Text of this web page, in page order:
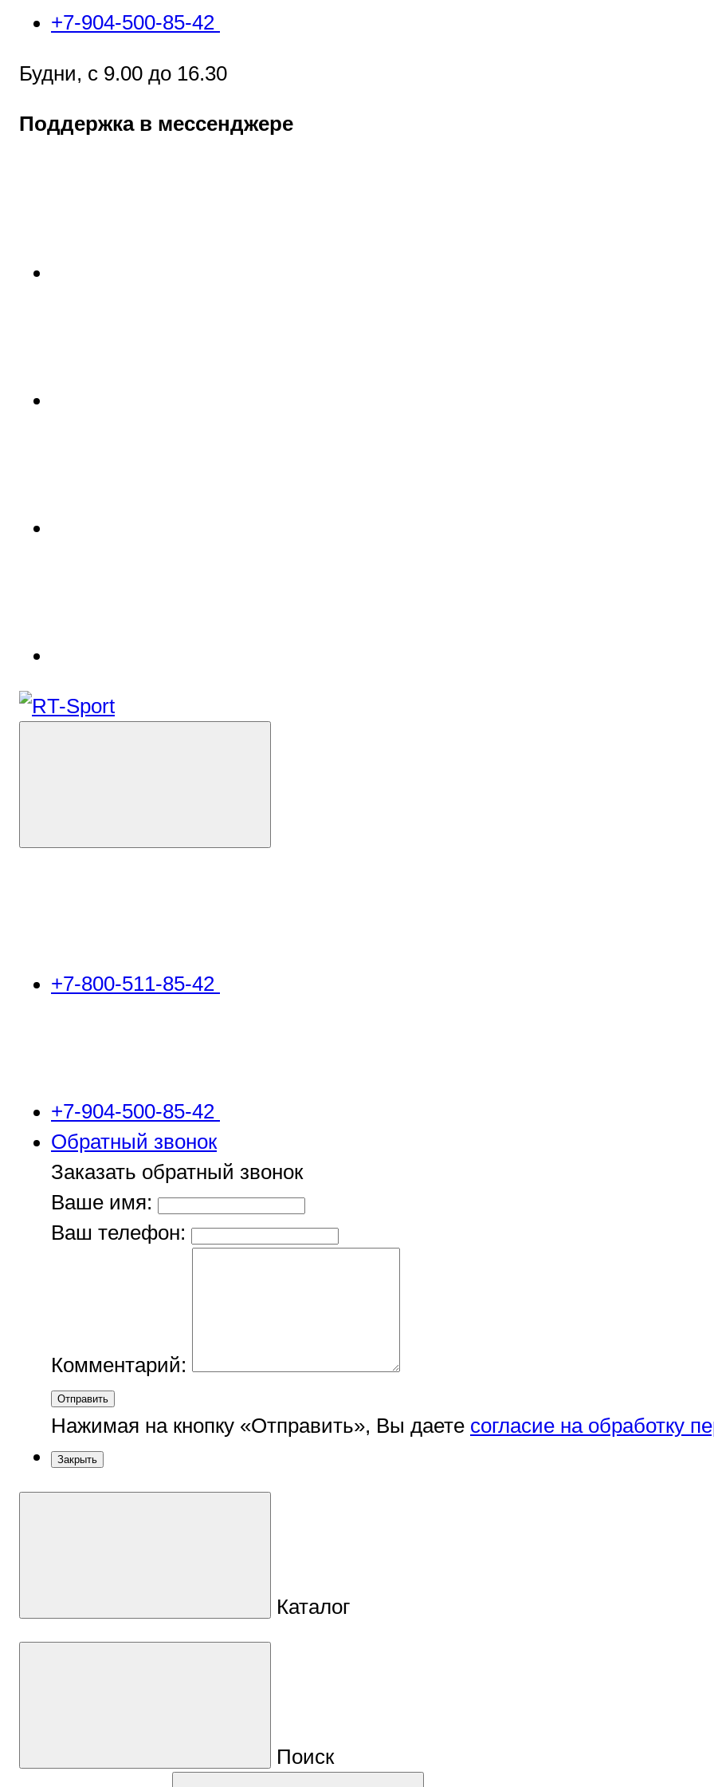
+7-904-500-85-42
Будни, с 9.00 до 16.30
Поддержка в мессенджере
+7-800-511-85-42
+7-904-500-85-42
Обратный звонок
Заказать обратный звонок
Ваше имя:
Ваш телефон:
Комментарий:
Отправить
Нажимая на кнопку «Отправить», Вы даете согласие на обработку
Закрыть
Каталог
Поиск